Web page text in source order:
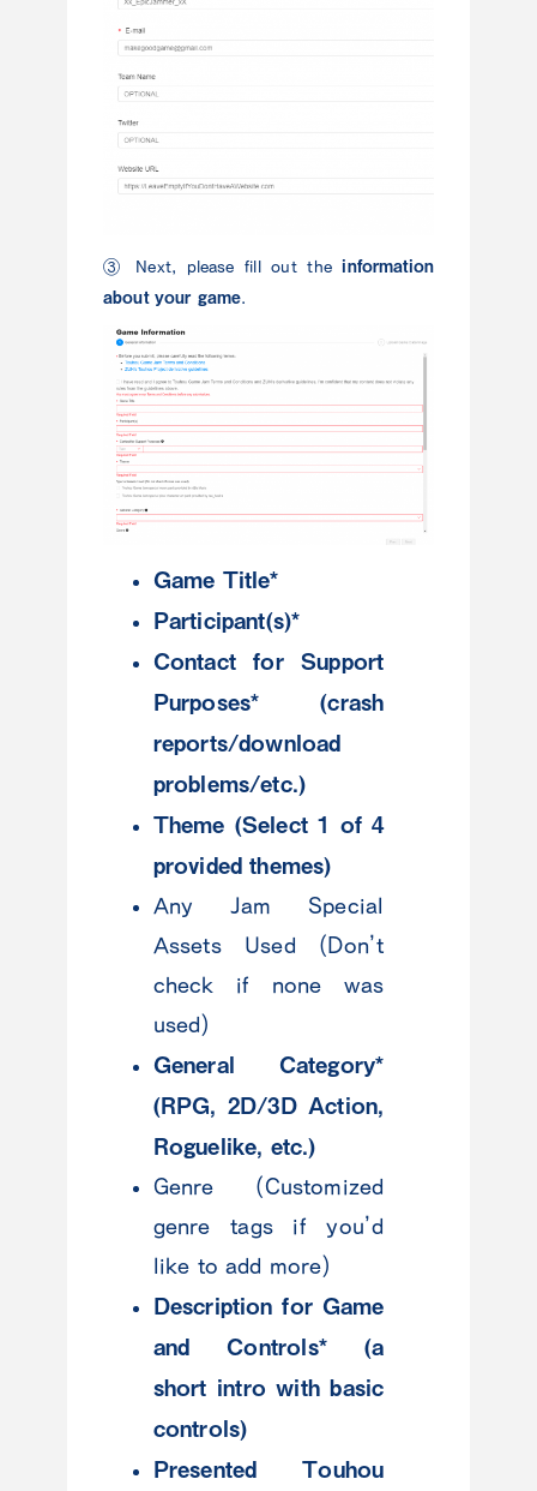
③ Next, please fill out theinformation
about your game
Game Title*
Participant(s)*
Contact for Support
Purposes* (crash
reports/download
problems/etc.)
Theme (Select 1 of 4
provided themes)
Any Jam Special
Assets Used (Don’t
check if none was
used)
General Category*
(RPG, 2D/3D Action,
Roguelike, etc.)
Genre (Customized
genre tags if you’d
like to add more)
Description for Game
and Controls* (a
short intro with basic
controls)
Presented Touhou